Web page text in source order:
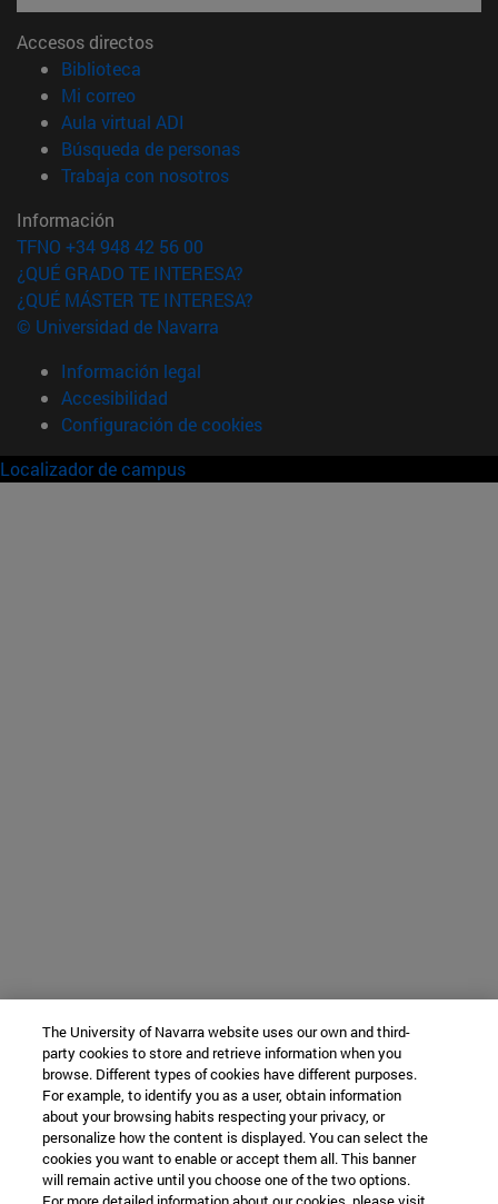
Accesos directos
Biblioteca
Mi correo(abre en nueva ventana)
Aula virtual ADI
Búsqueda de personas(abre en nueva ventana)
Trabaja con nosotros(abre en nueva ventana)
Información
TFNO +34 948 42 56 00
¿QUÉ GRADO TE INTERESA?
¿QUÉ MÁSTER TE INTERESA?
© Universidad de Navarra
Información legal
Accesibilidad
Configuración de cookies
Localizador de campus
The University of Navarra website uses our own and third-
party cookies to store and retrieve information when you
browse. Different types of cookies have different purposes.
For example, to identify you as a user, obtain information
about your browsing habits respecting your privacy, or
personalize how the content is displayed. You can select the
cookies you want to enable or accept them all. This banner
will remain active until you choose one of the two options.